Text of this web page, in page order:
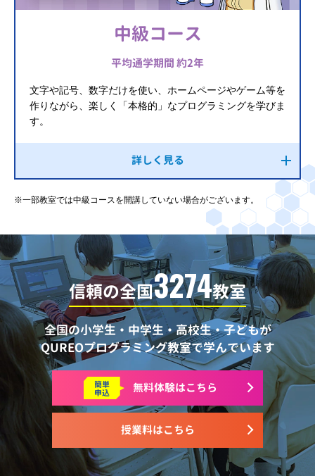
中級コース
平均通学期間 約2年
文字や記号、数字だけを使い、ホームページやゲーム等を
作りながら、楽しく「本格的」なプログラミングを学びま
す。
詳しく見る
※一部教室では中級コースを開講していない場合がございます。
信頼の全国3274教室
全国の小学生・中学生・高校生・子どもが
QUREOプログラミング教室で学んでいます
授業料はこちら
簡単
申込 無料体験はこちら